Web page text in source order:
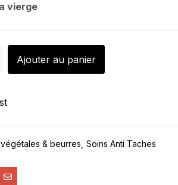
vierge
Ajouter au panier
& beurres Soins Anti Taches